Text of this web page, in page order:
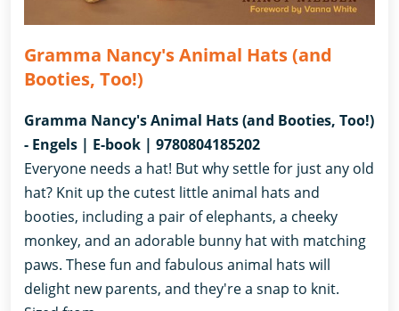
Gramma Nancy's Animal Hats (and
Booties, Too!)
Gramma Nancy's Animal Hats (and Booties, Too!)
- Engels | E-book | 9780804185202
Everyone needs a hat! But why settle for just any old
hat? Knit up the cutest little animal hats and
booties, including a pair of elephants, a cheeky
monkey, and an adorable bunny hat with matching
paws. These fun and fabulous animal hats will
delight new parents, and they're a snap to knit.